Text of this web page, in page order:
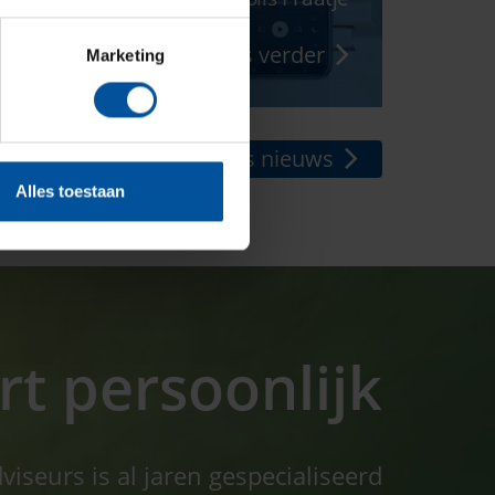
Marketing
Alles toestaan
zijn Ron de Proost van...
Lees verder
Naar al ons nieuws
persoonlijk
is al jaren gespecialiseerd